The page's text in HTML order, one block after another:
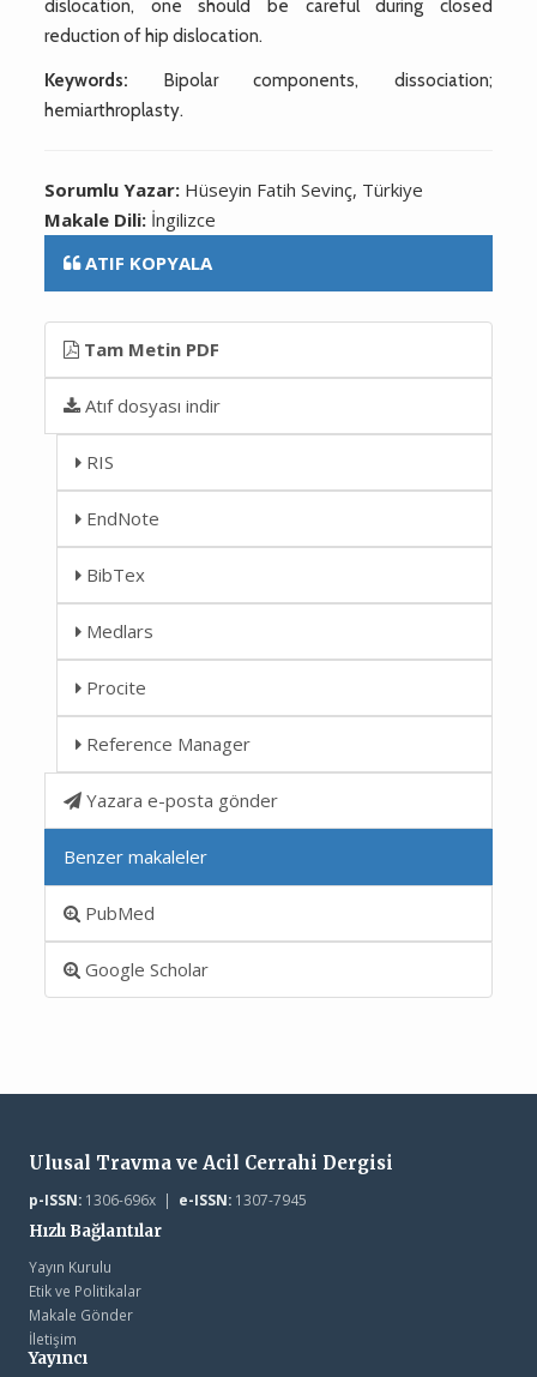
dislocation, one should be careful during closed
reduction of hip dislocation.
Keywords: Bipolar components, dissociation;
hemiarthroplasty.
Sorumlu Yazar: Hüseyin Fatih Sevinç, Türkiye
Makale Dili: İngilizce
ATIF KOPYALA
Tam Metin PDF
Atıf dosyası indir
RIS
EndNote
BibTex
Medlars
Procite
Reference Manager
Yazara e-posta gönder
Benzer makaleler
PubMed
Google Scholar
Ulusal Travma ve Acil Cerrahi Dergisi
p-ISSN:1306-696x | e-ISSN:1307-7945
Hızlı Bağlantılar
Yayın Kurulu
Etik ve Politikalar
Makale Gönder
İletişim
Yayıncı